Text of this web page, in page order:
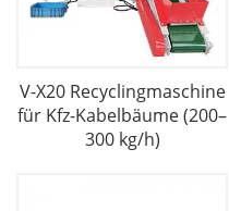
V-X20 Recyclingmaschine
für Kfz-Kabelbäume (200–
300 kg/h)